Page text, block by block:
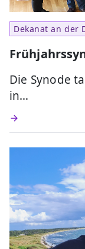
Dekanat an der
Die Synode
in…